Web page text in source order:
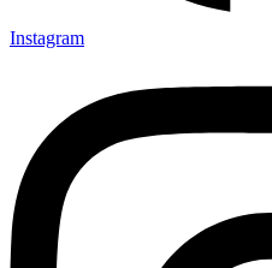
Instagram